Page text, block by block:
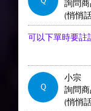
詢問
(悄悄
可以下單時要註
Q
小宗
詢問
(悄悄